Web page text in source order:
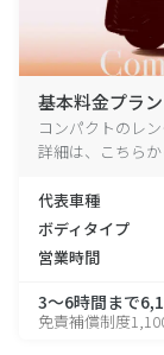
基本料金プラン
コンパクトのレ
詳細は、こちらか
代表車種
ボディタイプ
営業時間
3～6時間まで
免責補償制度